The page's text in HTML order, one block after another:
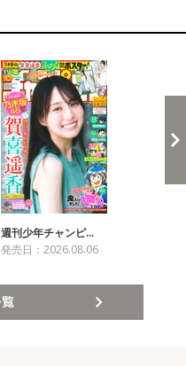
週刊少年チャンピ…
発売日：2026.08.06